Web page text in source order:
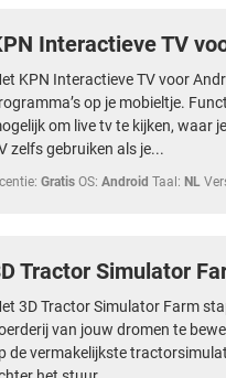
Interactieve TV
KPN Interactieve TV voor
op je mobieltje.
om live tv te kijken, waar
zelfs gebruiken als je...
Gratis OS: Android Taal: NL
Tractor Simulator
3D Tractor Simulator Farm
van jouw dromen te
de vermakelijkste